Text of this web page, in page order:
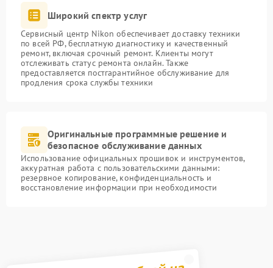
Широкий спектр услуг
Сервисный центр Nikon обеспечивает доставку техники
по всей РФ, бесплатную диагностику и качественный
ремонт, включая срочный ремонт. Клиенты могут
отслеживать статус ремонта онлайн. Также
предоставляется постгарантийное обслуживание для
продления срока службы техники
Оригинальные программные решение и
безопасное обслуживание данных
Использование официальных прошивок и инструментов,
аккуратная работа с пользовательскими данными:
резервное копирование, конфиденциальность и
восстановление информации при необходимости